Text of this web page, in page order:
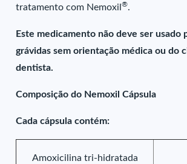
tratamento com Nemoxil®.
Este medicamento não deve ser usado
grávidas sem orientação médica ou do
dentista.
Composição do Nemoxil Cápsula
Cada cápsula contém:
Amoxicilina tri-hidratada